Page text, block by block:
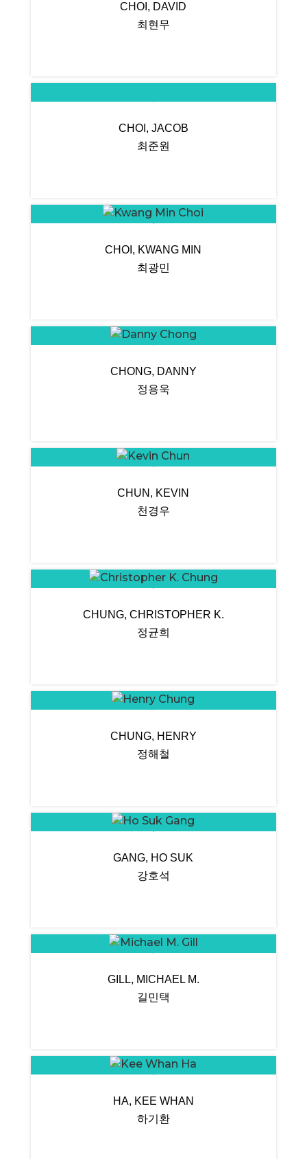
CHOI, DAVID
최현무
CHOI, JACOB
최준원
CHOI, KWANG MIN
최광민
CHONG, DANNY
정용욱
CHUN, KEVIN
천경우
CHUNG, CHRISTOPHER K.
정균희
CHUNG, HENRY
정해철
GANG, HO SUK
강호석
GILL, MICHAEL M.
길민택
HA, KEE WHAN
하기환